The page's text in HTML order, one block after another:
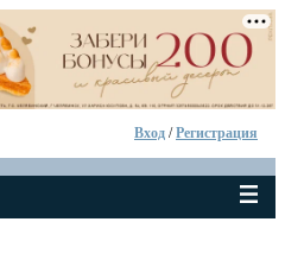
Вход /Регистрация